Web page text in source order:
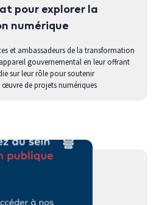
pour explorer la
numérique
et ambassadeurs de la transformation
gouvernemental en leur offrant
sur leur rôle pour soutenir
de projets numériques